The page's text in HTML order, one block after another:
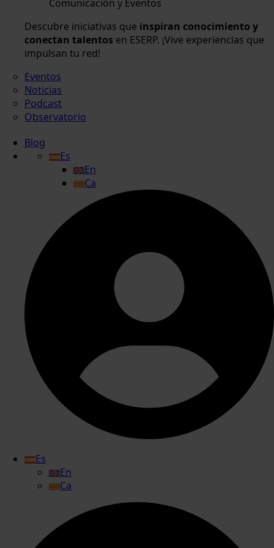
Comunicación y Eventos
Descubre iniciativas que inspiran conocimiento y
conectan talentos en ESERP. ¡Vive experiencias que
impulsan tu red!
Eventos
Noticias
Podcast
Observatorio
Blog
Es
En
Ca
Es
En
Ca